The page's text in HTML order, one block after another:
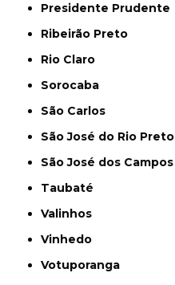
Presidente Prudente
Ribeirão Preto
Rio Claro
Sorocaba
São Carlos
São José do Rio Preto
São José dos Campos
Taubaté
Valinhos
Vinhedo
Votuporanga